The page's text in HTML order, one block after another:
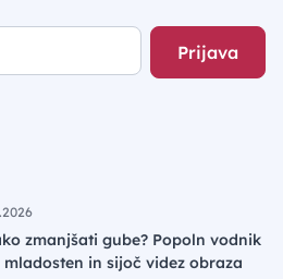
Prijava
zmanjšati gube? Popoln vodnik
mladosten in sijoč videz obraza